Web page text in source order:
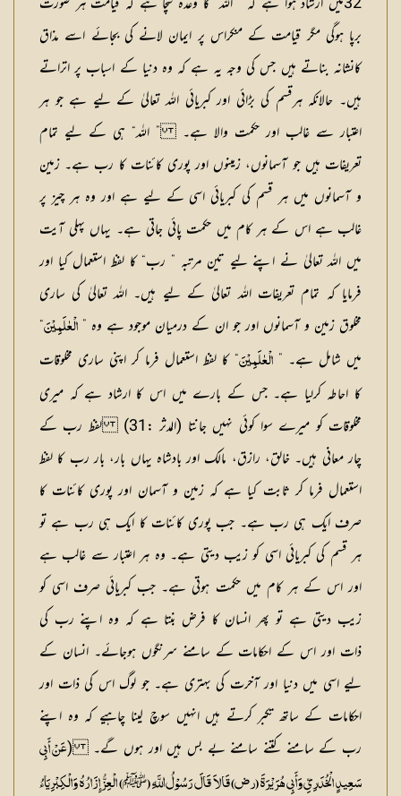
برپا ہوگی مگر قیامت کے منکراس پر ایمان لانے کی بجائے اسے مذاق
کانشانہ بناتے ہیں جس کی وجہ یہ ہے کہ وہ دنیا کے اسباب پر اتراتے
ہیں۔ حالانکہ ہرقسم کی بڑائی اور کبریائی اللہ تعالیٰ کے لیے ہے جو ہر
اعتبار سے غالب اور حکمت والا ہے۔ ” اللہ“ ہی کے لیے تمام
تعریفات ہیں جو آسمانوں، زمینوں اور پوری کائنات کا رب ہے۔ زمین
و آسمانوں میں ہر قسم کی کبریائی اسی کے لیے ہے اور وہ ہر چیز پر
غالب ہے اس کے ہر کام میں حکمت پائی جاتی ہے۔ یہاں پہلی آیت
میں اللہ تعالیٰ نے اپنے لیے تین مرتبہ ” رب“ کا لفظ استعمال کیا اور
فرمایا کہ تمام تعریفات اللہ تعالیٰ کے لیے ہیں۔ اللہ تعالیٰ کی ساری
مخلوق زمین و آسمانوں اور جو ان کے درمیان موجود ہے وہ ” الْعٰلَمِیْنَ“
میں شامل ہے۔ ” الْعٰلَمِیْنَ“ کا لفظ استعمال فرما کر اپنی ساری مخلوقات
کا احاطہ کرلیا ہے۔ جس کے بارے میں اس کا ارشاد ہے کہ میری
مخلوقات کو میرے سوا کوئی نہیں جانتا (المدثر :31) لفظ رب کے
چار معانی ہیں۔ خالق، رازق، مالک اور بادشاہ یہاں بار، بار رب کا لفظ
استعمال فرما کر ثابت کیا ہے کہ زمین و آسمان اور پوری کائنات کا
صرف ایک ہی رب ہے۔ جب پوری کائنات کا ایک ہی رب ہے تو
ہر قسم کی کبریائی اسی کو زیب دیتی ہے۔ وہ ہر اعتبار سے غالب ہے
اور اس کے ہر کام میں حکمت ہوتی ہے۔ جب کبریائی صرف اسی کو
زیب دیتی ہے تو پھر انسان کا فرض بنتا ہے کہ وہ اپنے رب کی
ذات اور اس کے احکامات کے سامنے سرنگوں ہوجائے۔ انسان کے
لیے اسی میں دنیا اور آخرت کی بہتری ہے۔ جو لوگ اس کی ذات اور
احکامات کے ساتھ تکبر کرتے ہیں انہیں سوچ لینا چاہیے کہ وہ اپنے
رب کے سامنے کتنے سامنے بے بس ہیں اور ہوں گے۔ (عَنْ أَبِی
سَعِیدٍ الْخُدَرِیِّ وَأَبِی ہُرَیْرَۃَ (رض) قَالاَ قَالَ رَسُوْلُ اللَّہِ (ﷺ) الْعِزُّ إِزَارُہُ وَالْکِبْرِیَاءُ